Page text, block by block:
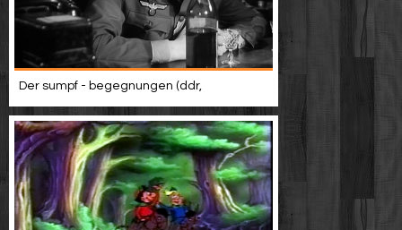
Der sumpf - begegnungen (ddr,